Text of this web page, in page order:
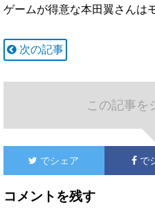
ゲームが得意な本田翼さんは
次の記事
この記事を
でシェア で
コメントを残す